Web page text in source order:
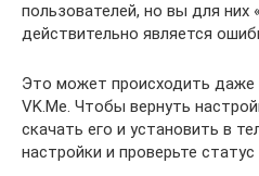
пользователей, но вы для них
действительно является
Это может происходить даже
VK.Me. Чтобы вернуть
скачать его и установить в
настройки и проверьте